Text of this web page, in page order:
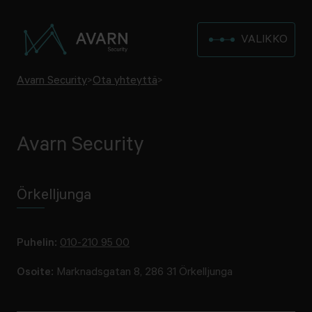
VALIKKO
Avarn Security>Ota yhteyttä>
Avarn Security
Örkelljunga
Puhelin: 010-210 95 00
Osoite: Marknadsgatan 8, 286 31 Örkelljunga